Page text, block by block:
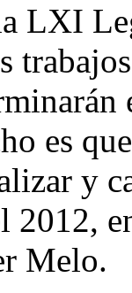
LXI
es
y
2012,
Melo.